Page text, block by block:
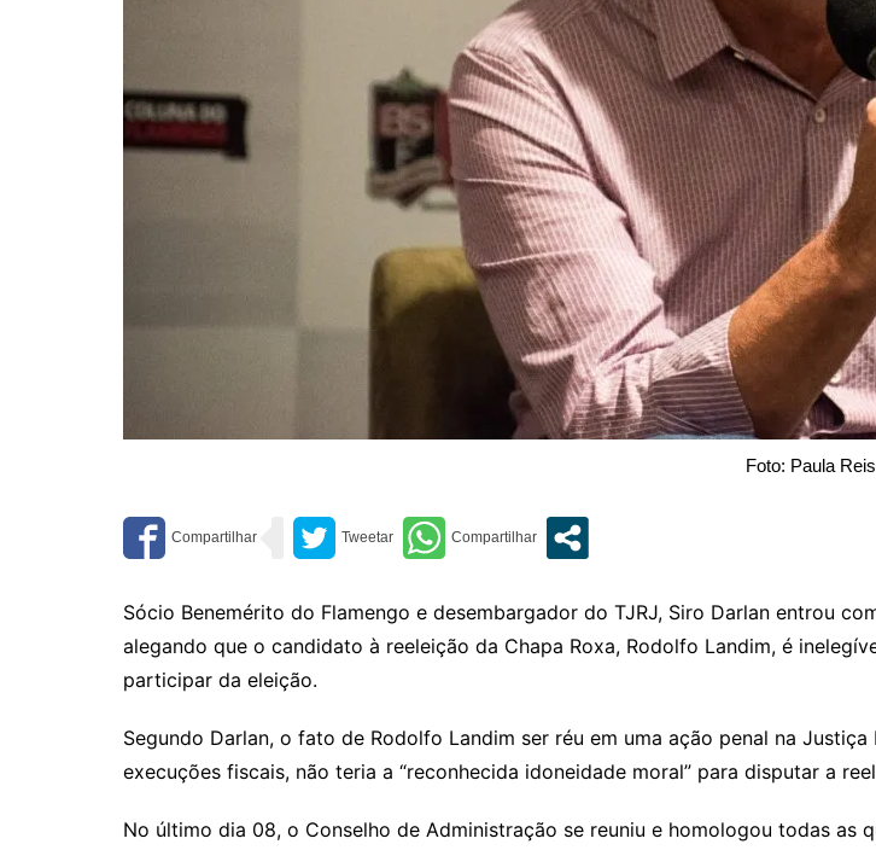
Foto: Paula Reis
Sócio Benemérito do Flamengo e desembargador do TJRJ, Siro Darlan entrou
alegando que o candidato à reeleição da Chapa Roxa, Rodolfo Landim, é
participar da eleição.
Segundo Darlan, o fato de Rodolfo Landim ser réu em uma ação penal na
execuções fiscais, não teria a “reconhecida idoneidade moral” para disputar a
No último dia 08, o Conselho de Administração se reuniu e homologou todas as